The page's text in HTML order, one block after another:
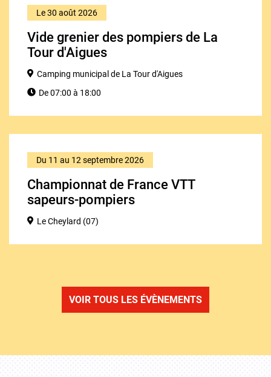
Le 30 août 2026
Vide grenier des pompiers de La
Tour d'Aigues
Camping municipal de La Tour d'Aigues
De 07:00 à 18:00
Du 11 au 12 septembre 2026
Championnat de France VTT
sapeurs-pompiers
Le Cheylard (07)
VOIR TOUS LES ÉVÈNEMENTS